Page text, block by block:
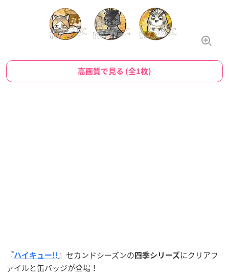
高画質で見る (全1枚)
『ハイキュー!! 』 セカンドシーズンの四季シリーズにクリアフ
ァイルと缶バッジが登場！